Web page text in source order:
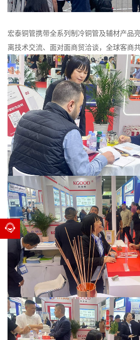
宏泰铜管携带全系列制冷铜管及辅材产品
离技术交流、面对面商贸洽谈，全球客商